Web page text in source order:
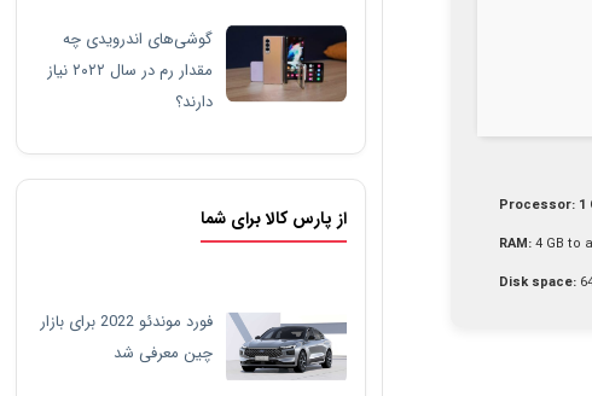
Processor: 1
RAM:4 GB to
Disk space:
گوشی‌های اندرویدی چه
مقدار رم در سال ۲۰۲۲ نیاز
دارند؟
از پارس کالا برای شما
فورد موندئو 2022 برای بازار
چین معرفی شد